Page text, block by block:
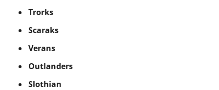
Trorks
Scaraks
Verans
Outlanders
Slothian